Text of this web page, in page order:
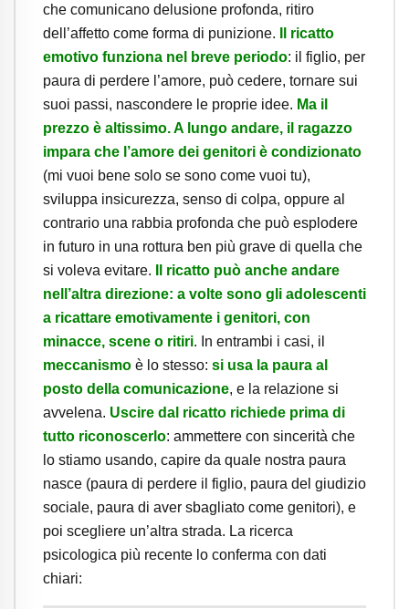
che comunicano delusione profonda, ritiro
dell’affetto come forma di punizione.
Il ricatto
emotivo funziona nel breve periodo: il figlio, per
paura di perdere l’amore, può cedere, tornare sui
suoi passi, nascondere le proprie idee. Ma il
prezzo è altissimo. A lungo andare, il ragazzo
impara che l’amore dei genitori è condizionato
(mi vuoi bene solo se sono come vuoi tu),
sviluppa insicurezza, senso di colpa, oppure al
contrario una rabbia profonda che può esplodere
in futuro in una rottura ben più grave di quella che
si voleva evitare.
Il ricatto può anche andare
nell’altra direzione: a volte sono gli adolescenti
a ricattare emotivamente i genitori, con
minacce, scene o ritiri. In entrambi i casi, il
meccanismo è lo stesso: si usa la paura al
posto della comunicazione, e la relazione si
avvelena. Uscire dal ricatto richiede prima di
tutto riconoscerlo: ammettere con sincerità che
lo stiamo usando, capire da quale nostra paura
nasce (paura di perdere il figlio, paura del giudizio
sociale, paura di aver sbagliato come genitori), e
poi scegliere un’altra strada. La ricerca
psicologica più recente lo conferma con dati
chiari: